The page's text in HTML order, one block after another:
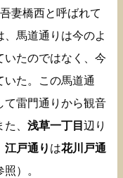
妻橋西と呼ばれて
馬道通りは今のよ
いたのではなく、今
いた。この馬道通
て雷門通りから観音
、 浅草一丁目 辺り
江戸通り は花川戸通
照）。